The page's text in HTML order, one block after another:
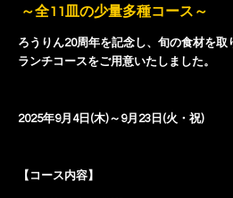
～全11皿の少量多種コース～
ろうりん20周年を記念し、旬の食材を取
ランチコースをご用意いたしました。
2025年9月4日(木)～9月23日(火・祝)
【コース内容】